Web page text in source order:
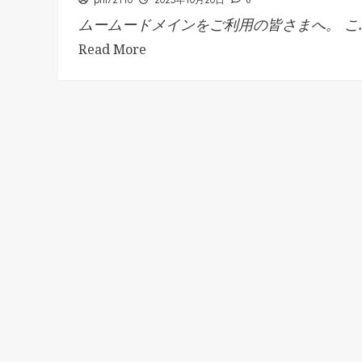
ムームードメインをご利用の皆さまへ。
Read More